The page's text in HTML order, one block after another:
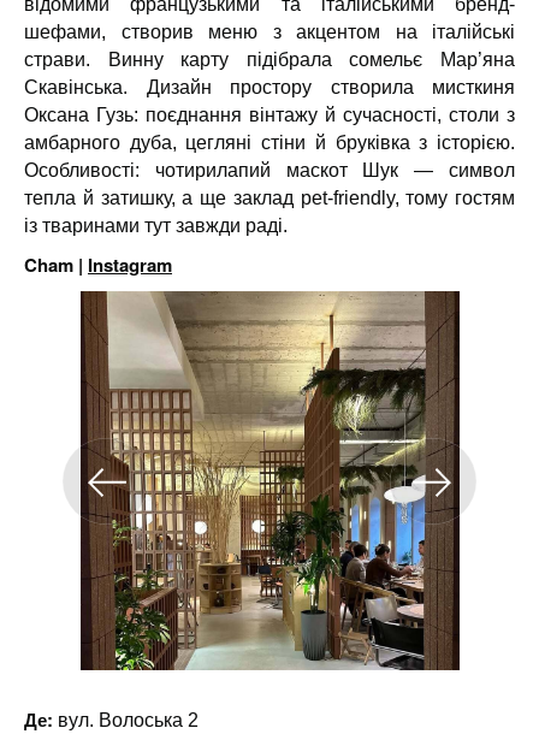
відомими французькими та італійськими бренд-
шефами, створив меню з акцентом на італійські
страви. Винну карту підібрала сомельє Мар’яна
Скавінська. Дизайн простору створила мисткиня
Оксана Гузь: поєднання вінтажу й сучасності, столи з
амбарного дуба, цегляні стіни й бруківка з історією.
Особливості: чотирилапий маскот Шук — символ
тепла й затишку, а ще заклад pet-friendly, тому гостям
із тваринами тут завжди раді.
Cham | Instagram
Де: вул. Волоська 2